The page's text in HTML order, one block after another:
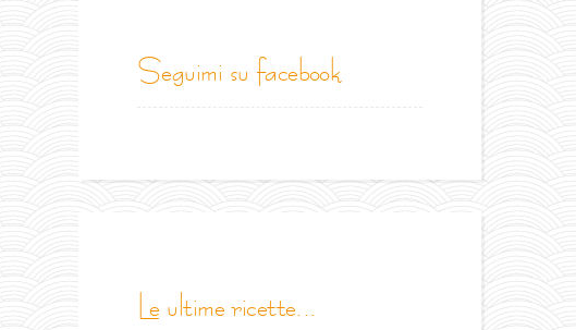
seguimi su facebook
le ultime ricette...